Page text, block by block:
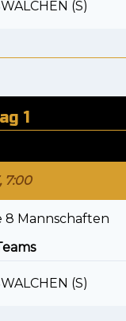
(S)
1
7:00
8 Mannschaften
(S)